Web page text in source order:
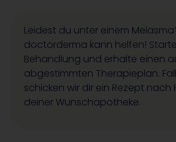
Leidest du unter einem
doctorderma kann helfen!
Behandlung und erhalte einen
abgestimmten Therapieplan.
schicken wir dir ein Rezept nach
deiner Wunschapotheke.